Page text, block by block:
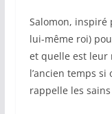
Salomon, inspiré
lui-même roi)
et quelle est leur
l’ancien temps si
rappelle les